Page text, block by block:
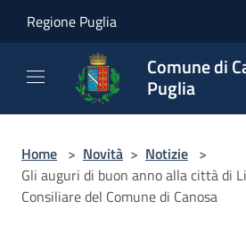
Regione Puglia
Comune di
Puglia
Home > Novità > Notizie >
Gli auguri di buon anno alla città di
Consiliare del Comune di Canosa